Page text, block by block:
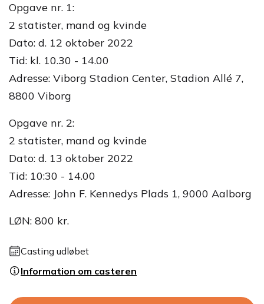
Opgave nr. 1:
2 statister, mand og kvinde
Dato: d. 12 oktober 2022
Tid: kl. 10.30 - 14.00
Adresse: Viborg Stadion Center, Stadion Allé 7,
8800 Viborg
Opgave nr. 2:
2 statister, mand og kvinde
Dato: d. 13 oktober 2022
Tid: 10:30 - 14.00
Adresse: John F. Kennedys Plads 1, 9000 Aalborg
LØN: 800 kr.
Casting udløbet
Information om casteren